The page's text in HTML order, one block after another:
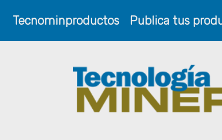
Tecnominproductos Publica tus